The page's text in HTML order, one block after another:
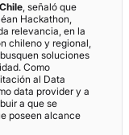
, señaló que
Hackathon,
relevancia, en la
chileno y regional,
soluciones
Como
al Data
data provider y a
a que se
poseen alcance